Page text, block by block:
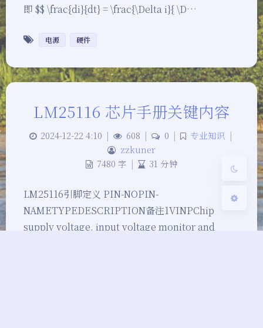
浅阴影 深阴影
关闭
即 $$ \frac{di}{dt} = \frac{\Delta i}{ \D…
电源 硬件
LM25116 芯片手册关键内容
2024-12-22 4:10 | 608 | 0 | 专业知识 |
zzkuner
7480 字 | 31 分钟
LM25116引脚定义 PIN-NOPIN-
NAMETYPEDESCRIPTION备注1VINPChip
supply voltage, input voltage monitor and